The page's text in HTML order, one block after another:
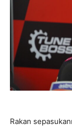
Rakan